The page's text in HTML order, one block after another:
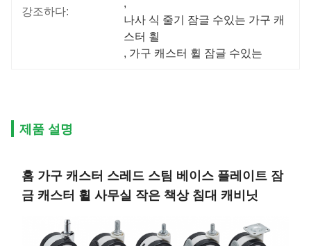
강조하다:
,
나사 식 줄기 잠글 수있는 가구 캐
스터 휠
, 가구 캐스터 휠 잠글 수있는
제품 설명
홈 가구 캐스터 스레드 스팀 베이스 플레이트 잠
금 캐스터 휠 사무실 작은 책상 침대 캐비닛